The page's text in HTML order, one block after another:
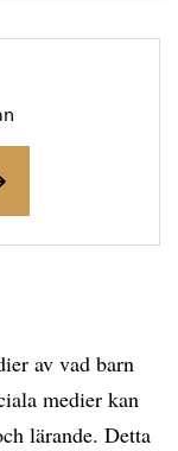
av vad barn
medier kan
lärande. Detta